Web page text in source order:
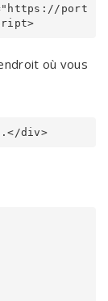
port
où vous
div>